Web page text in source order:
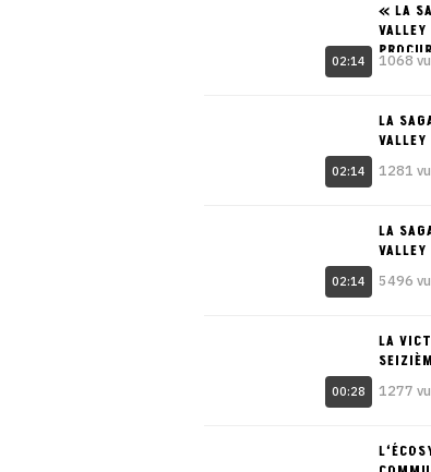
02:14
« LA
1068
02:14
LA
VALLEY
1281
02:14
LA
5496
00:28
LA
1277